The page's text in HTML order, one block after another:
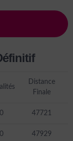
Distance
Finale
0 47721
0 47929